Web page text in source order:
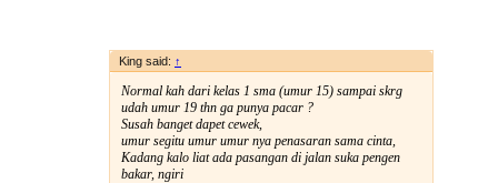
King said: ↑
Normal kah dari kelas 1 sma (umur 15) sampai skrg
udah umur 19 thn ga punya pacar ?
Susah banget dapet cewek,
umur segitu umur umur nya penasaran sama cinta,
Kadang kalo liat ada pasangan di jalan suka pengen
bakar, ngiri